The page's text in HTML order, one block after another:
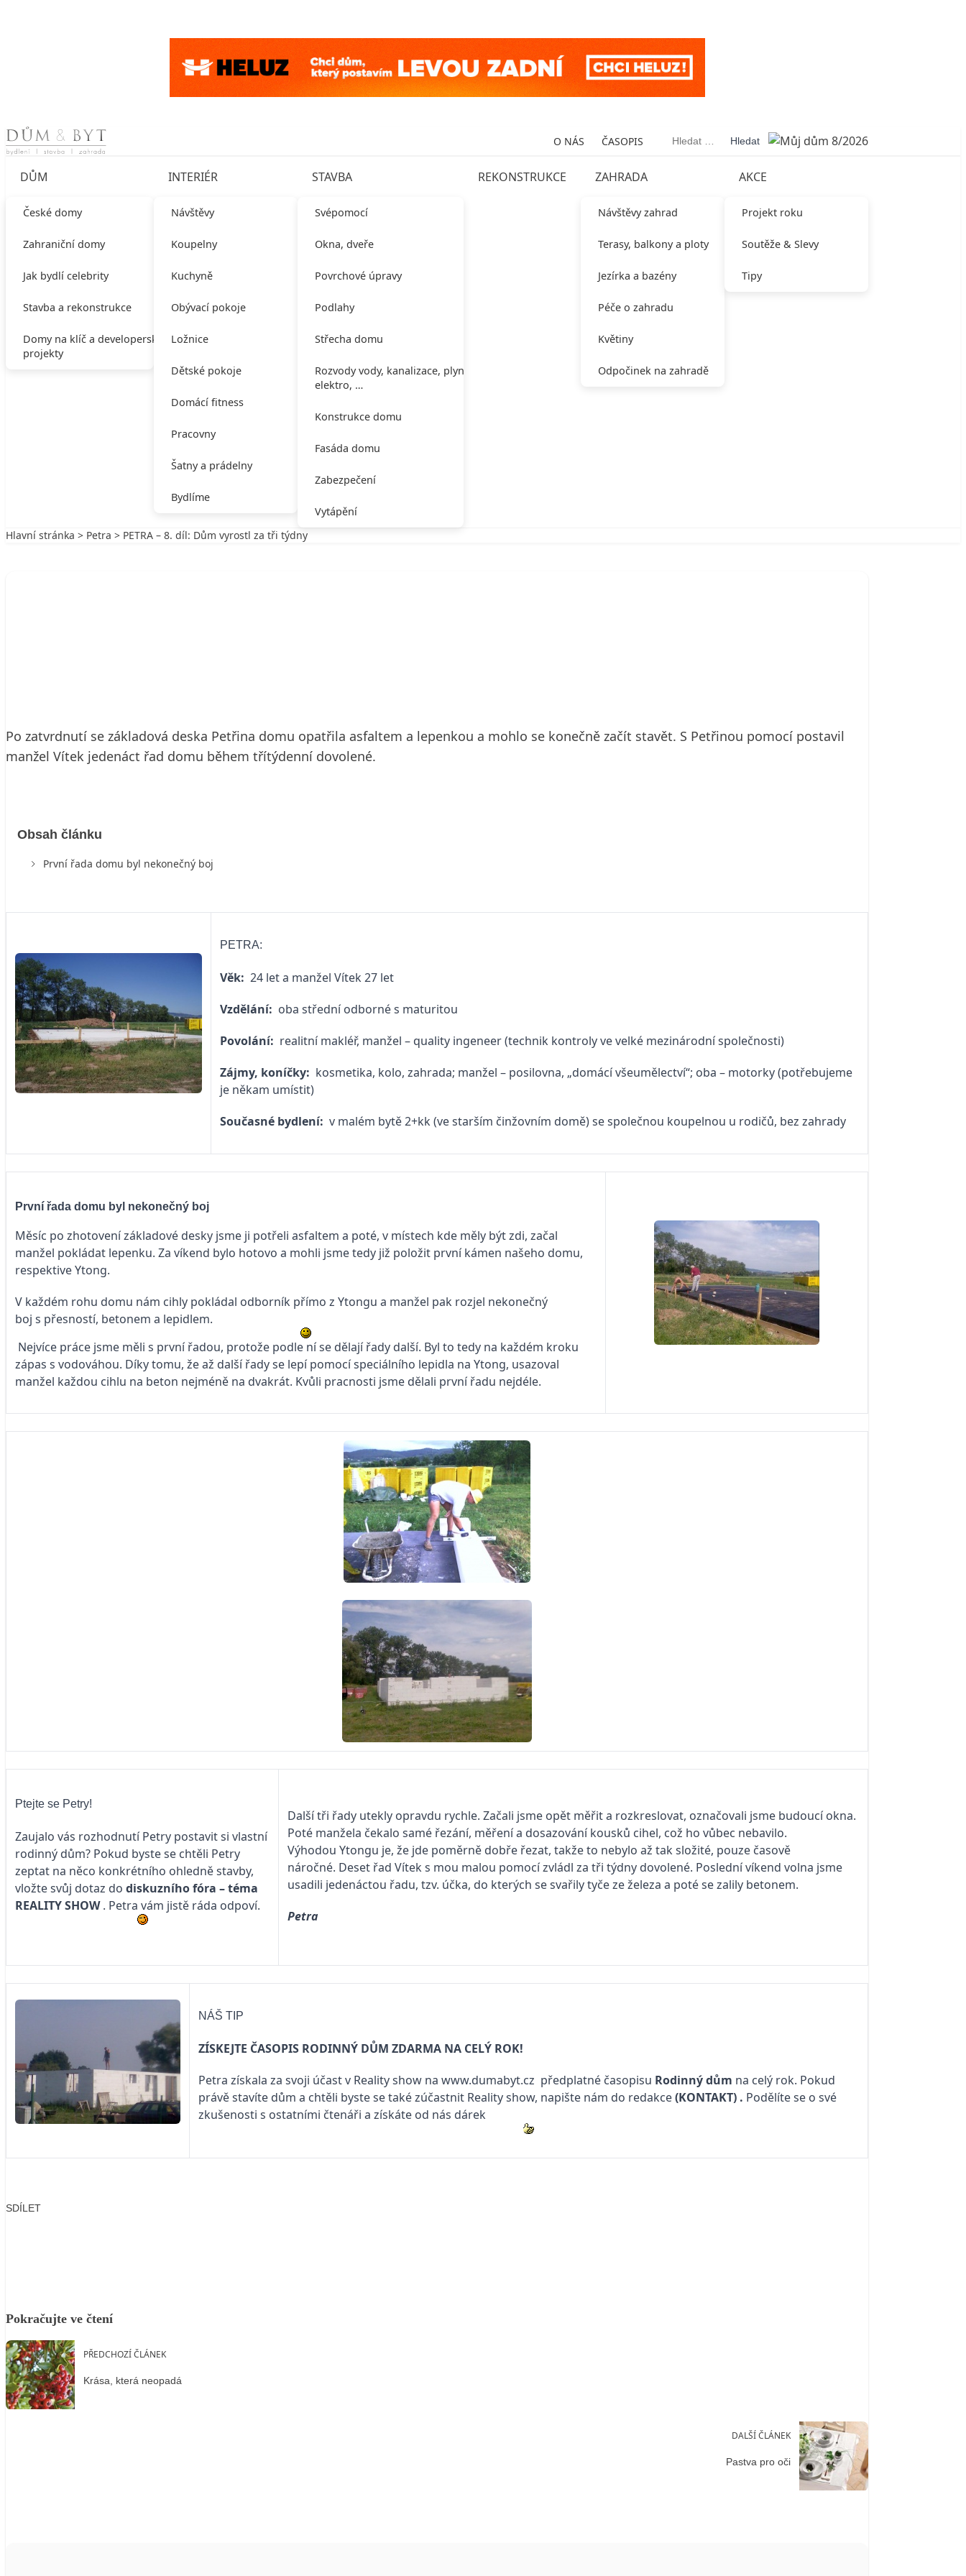
Skip to content O NÁS ČASOPIS Vyhledávání
DŮM
České domy
Zahraniční domy
Jak bydlí celebrity
Stavba a rekonstrukce
Domy na klíč a developerské
projekty
INTERIÉR
Návštěvy
Koupelny
Kuchyně
Obývací pokoje
Ložnice
Dětské pokoje
Domácí fitness
Pracovny
Šatny a prádelny
Bydlíme
STAVBA
Svépomocí
Okna, dveře
Povrchové úpravy
Podlahy
Střecha domu
Rozvody vody, kanalizace, plynu,
elektro, …
Konstrukce domu
Fasáda domu
Zabezpečení
Vytápění
REKONSTRUKCE ZAHRADA
Návštěvy zahrad
Terasy, balkony a ploty
Jezírka a bazény
Péče o zahradu
Květiny
Odpočinek na zahradě
AKCE
Projekt roku
Soutěže & Slevy
Tipy
Hlavní stránka > Petra > PETRA – 8. díl: Dům vyrostl za tři týdny
Po zatvrdnutí se základová deska Petřina domu opatřila asfaltem a lepenkou a mohlo se konečně začít stavět. S Petřinou pomocí postavil
manžel Vítek jedenáct řad domu během třítýdenní dovolené.
Obsah článku
První řada domu byl nekonečný boj
PETRA:
Věk: 24 let a manžel Vítek 27 let
Vzdělání: oba střední odborné s maturitou
Povolání: realitní makléř, manžel – quality ingeneer (technik kontroly ve velké mezinárodní společnosti)
Zájmy, koníčky: kosmetika, kolo, zahrada; manžel – posilovna, „domácí všeumělectví“; oba – motorky (potřebujeme
je někam umístit)
Současné bydlení: v malém bytě 2+kk (ve starším činžovním domě) se společnou koupelnou u rodičů, bez zahrady
První řada domu byl nekonečný boj
Měsíc po zhotovení základové desky jsme ji potřeli asfaltem a poté, v místech kde měly být zdi, začal
manžel pokládat lepenku. Za víkend bylo hotovo a mohli jsme tedy již položit první kámen našeho domu,
respektive Ytong.
V každém rohu domu nám cihly pokládal odborník přímo z Ytongu a manžel pak rozjel nekonečný
boj s přesností, betonem a lepidlem.
Nejvíce práce jsme měli s první řadou, protože podle ní se dělají řady další. Byl to tedy na každém kroku
zápas s vodováhou. Díky tomu, že až další řady se lepí pomocí speciálního lepidla na Ytong, usazoval
manžel každou cihlu na beton nejméně na dvakrát. Kvůli pracnosti jsme dělali první řadu nejdéle.
Ptejte se Petry!
Zaujalo vás rozhodnutí Petry postavit si vlastní
rodinný dům? Pokud byste se chtěli Petry
zeptat na něco konkrétního ohledně stavby,
vložte svůj dotaz do diskuzního fóra – téma
REALITY SHOW. Petra vám jistě ráda odpoví.
Další tři řady utekly opravdu rychle. Začali jsme opět měřit a rozkreslovat, označovali jsme budoucí okna.
Poté manžela čekalo samé řezání, měření a dosazování kousků cihel, což ho vůbec nebavilo.
Výhodou Ytongu je, že jde poměrně dobře řezat, takže to nebylo až tak složité, pouze časově
náročné. Deset řad Vítek s mou malou pomocí zvládl za tři týdny dovolené. Poslední víkend volna jsme
usadili jedenáctou řadu, tzv. účka, do kterých se svařily tyče ze železa a poté se zalily betonem.
Petra
NÁŠ TIP
ZÍSKEJTE ČASOPIS RODINNÝ DŮM ZDARMA NA CELÝ ROK!
Petra získala za svoji účast v Reality show na www.dumabyt.cz předplatné časopisu Rodinný dům na celý rok. Pokud
právě stavíte dům a chtěli byste se také zúčastnit Reality show, napište nám do redakce(KONTAKT) . Podělíte se o své
zkušenosti s ostatními čtenáři a získáte od nás dárek
SDÍLET
Pokračujte ve čtení
PŘEDCHOZÍ ČLÁNEK
Krása, která neopadá
DALŠÍ ČLÁNEK
Pastva pro oči